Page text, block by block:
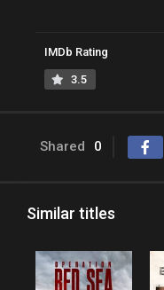
IMDb Rating
3.5
Shared 0
Similar titles